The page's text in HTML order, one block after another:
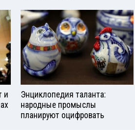
и
Энциклопедия таланта:
народные промыслы
планируют оцифровать